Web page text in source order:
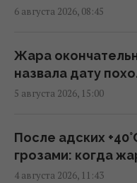
07:23 пятница, 07 августа
Путин может
разведка США
прогноз, - WSJ
Удары России по
в FP раскрыли
6 августа 2026, 08:45
Жара
назвала дату
5 августа 2026, 15:00
После адских
грозами: когда
4 августа 2026, 11:43